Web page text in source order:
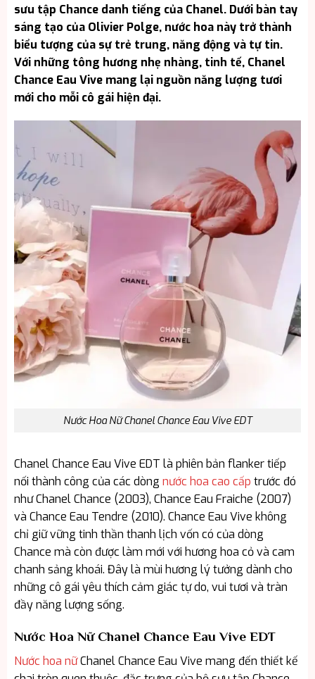
sưu tập Chance danh tiếng của Chanel. Dưới bàn tay
sáng tạo của Olivier Polge, nước hoa này trở thành
biểu tượng của sự trẻ trung, năng động và tự tin.
Với những tông hương nhẹ nhàng, tinh tế, Chanel
Chance Eau Vive mang lại nguồn năng lượng tươi
mới cho mỗi cô gái hiện đại.
Nước Hoa Nữ Chanel Chance Eau Vive EDT
Chanel Chance Eau Vive EDT là phiên bản flanker tiếp
nối thành công của các dòng nước hoa cao cấp trước đó
như Chanel Chance (2003), Chance Eau Fraiche (2007)
và Chance Eau Tendre (2010). Chance Eau Vive không
chỉ giữ vững tinh thần thanh lịch vốn có của dòng
Chance mà còn được làm mới với hương hoa cỏ và cam
chanh sảng khoái. Đây là mùi hương lý tưởng dành cho
những cô gái yêu thích cảm giác tự do, vui tươi và tràn
đầy năng lượng sống.
Nước Hoa Nữ Chanel Chance Eau Vive EDT
Nước hoa nữChanel Chance Eau Vive mang đến thiết kế